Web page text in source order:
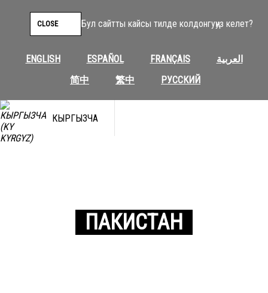
Бул сайтты кайсы тилде колдонгуңуз келет?
ENGLISH ESPAÑOL FRANÇAIS
العربية
简中
繁中 РУССКИЙ
CLOSE
КЫРГЫЗЧА
ПАКИСТАН